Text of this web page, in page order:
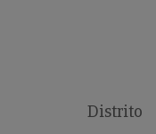
Distrito